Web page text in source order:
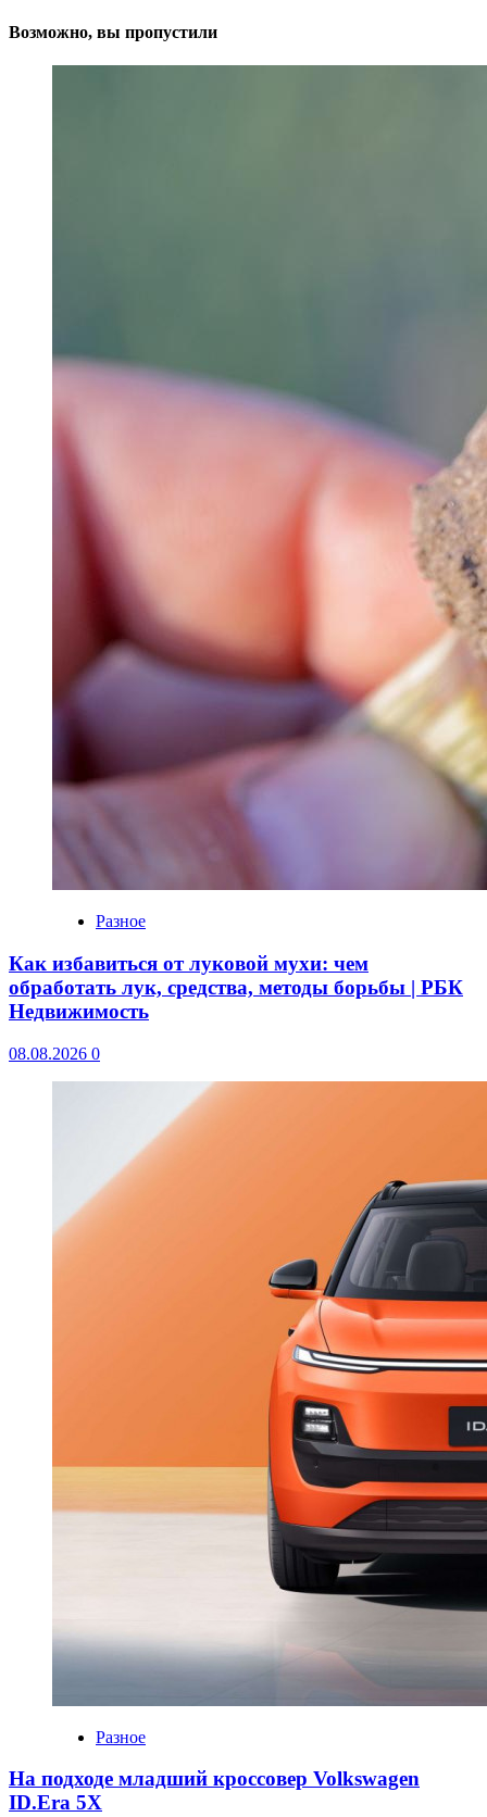
Возможно, вы пропустили
Разное
Как избавиться от луковой мухи: чем
обработать лук, средства, методы борьбы | РБК
Недвижимость
08.08.2026 0
Разное
На подходе младший кроссовер Volkswagen
ID.Era 5X